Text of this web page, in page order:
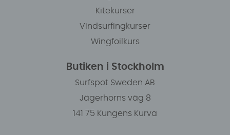
Kitekurser
Vindsurfingkurser
Wingfoilkurs
Butiken i Stockholm
Surfspot Sweden AB
Jägerhorns väg 8
141 75 Kungens Kurva